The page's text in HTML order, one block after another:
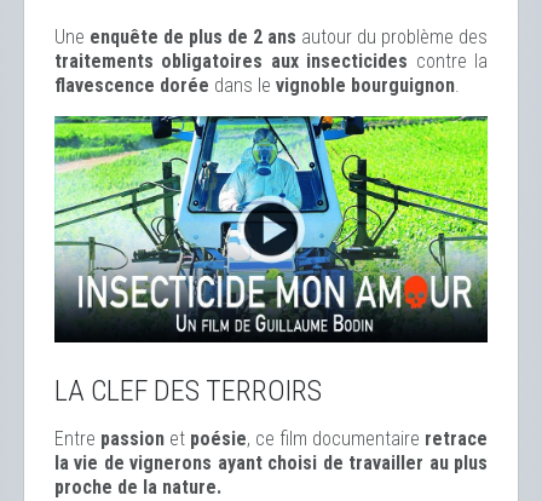
Une enquête de plus de 2 ans autour du problème des
traitements obligatoires aux insecticides contre la
flavescence dorée dans le vignoble bourguignon.
LA CLEF DES TERROIRS
Entre passion et poésie, ce film documentaire retrace
la vie de vignerons ayant choisi de travailler au plus
proche de la nature.